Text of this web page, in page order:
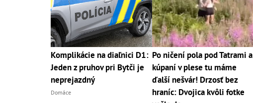
Komplikácie na diaľnici D1:
Jeden z pruhov pri Bytči je
neprejazdný
Domáce
Po ničení pola pod Tatrami a
kúpaní v plese tu máme
ďalší nešvár! Drzosť bez
hraníc: Dvojica kvôli fotke